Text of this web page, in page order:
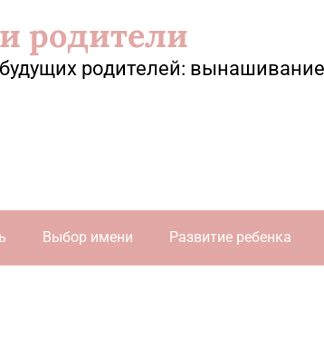
родители
родителей:
Выбор имени Развитие ребенка